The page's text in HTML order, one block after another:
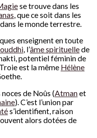
se trouve dans les
, que ce soit dans les
le monde terrestre.
enseignent en toute
, l’âme spirituellede
potentiel féminin de
est la même Hélène
de Noûs (Atmanet
). C’est l’union par
s’identifient, raison
alors dotées de